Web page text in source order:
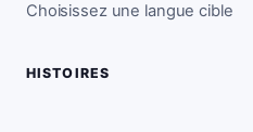
Choisissez une langue cible
HISTOIRES